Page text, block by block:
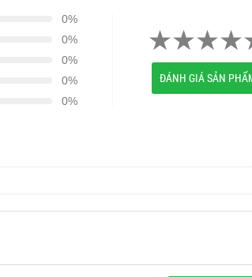
0%
0%
0%
0%
0%
ĐÁNH GIÁ SẢN